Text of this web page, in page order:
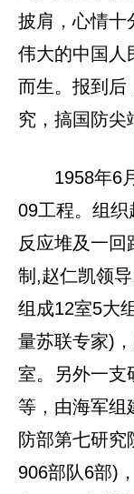
披肩，心情十
伟大的中国人
而生。报到后
究，搞国防尖
1958年6
09工程。组
反应堆及一
制,赵仁凯领
组成12室5大
量苏联专家)
室。另外一支
等，由海军组
防部第七研究
906部队6部)